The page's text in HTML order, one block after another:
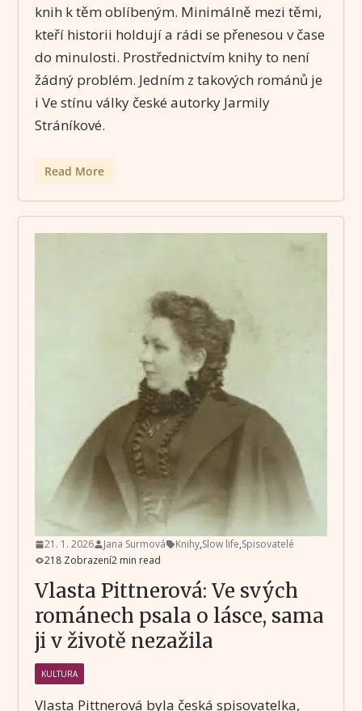
knih k těm oblíbeným. Minimálně mezi těmi,
kteří historii holdují a rádi se přenesou v čase
do minulosti. Prostřednictvím knihy to není
žádný problém. Jedním z takových románů je
i Ve stínu války české autorky Jarmily
Stráníkové.
Read More
21. 1. 2026 Jana Surmová Knihy,Slow life,Spisovatelé
218 Zobrazení2 min read
Vlasta Pittnerová: Ve svých
románech psala o lásce, sama
ji v životě nezažila
KULTURA
Vlasta Pittnerová byla česká spisovatelka,